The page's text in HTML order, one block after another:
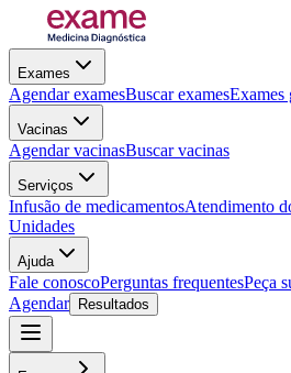
Exames
Agendar examesBuscar examesExames
Vacinas
Agendar vacinasBuscar vacinas
Serviços
Infusão de medicamentosAtendimento
Unidades
Ajuda
Fale conoscoPerguntas frequentesPeça
Agendar
Resultados